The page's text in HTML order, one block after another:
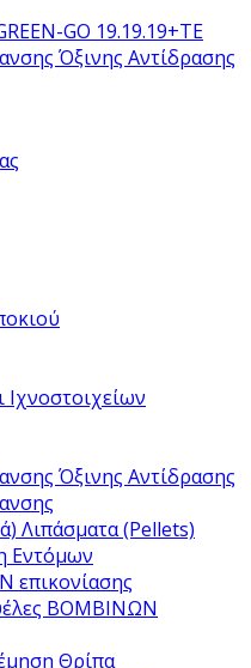
GO 19.19.19+TE
Όξινης Αντίδρασης
Όξινης Αντίδρασης
Λιπάσματα (Pellets)
Εντόμων
ΒΟΜΒΙΝΩΝ
Θρίπα